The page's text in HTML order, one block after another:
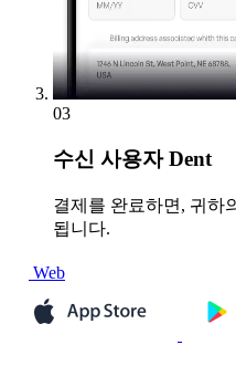
03
수신 사용자 Dent
결제를 완료하면, 귀하
됩니다.
Web